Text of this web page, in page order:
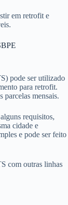
em retrofit e
pode ser utilizado
para retrofit.
parcelas mensais.
requisitos,
cidade e
e pode ser feito
com outras linhas